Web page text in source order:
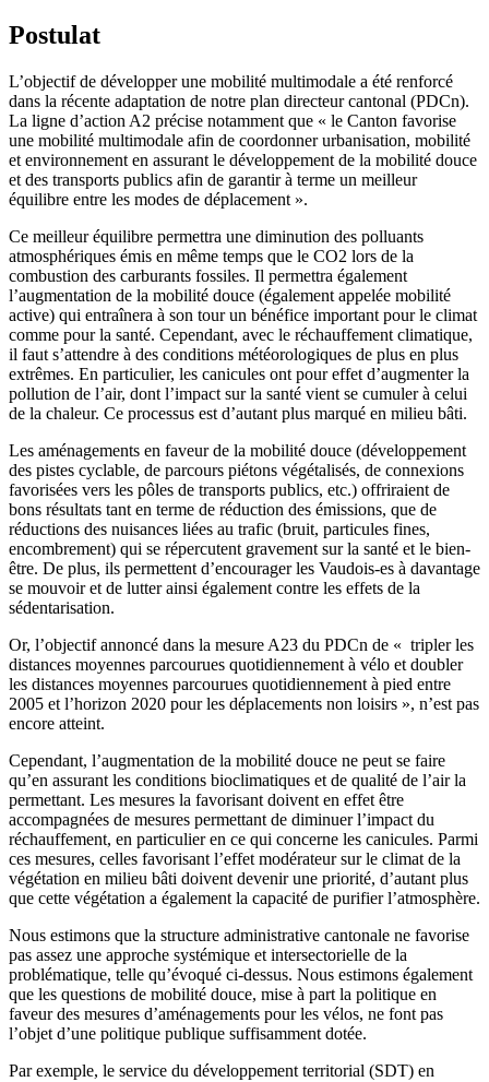
Postulat
L’objectif de développer une mobilité multimodale a été renforcé
dans la récente adaptation de notre plan directeur cantonal (PDCn).
La ligne d’action A2 précise notamment que « le Canton favorise
une mobilité multimodale afin de coordonner urbanisation, mobilité
et environnement en assurant le développement de la mobilité douce
et des transports publics afin de garantir à terme un meilleur
équilibre entre les modes de déplacement ».
Ce meilleur équilibre permettra une diminution des polluants
atmosphériques émis en même temps que le CO2 lors de la
combustion des carburants fossiles. Il permettra également
l’augmentation de la mobilité douce (également appelée mobilité
active) qui entraînera à son tour un bénéfice important pour le climat
comme pour la santé. Cependant, avec le réchauffement climatique,
il faut s’attendre à des conditions météorologiques de plus en plus
extrêmes. En particulier, les canicules ont pour effet d’augmenter la
pollution de l’air, dont l’impact sur la santé vient se cumuler à celui
de la chaleur. Ce processus est d’autant plus marqué en milieu bâti.
Les aménagements en faveur de la mobilité douce (développement
des pistes cyclable, de parcours piétons végétalisés, de connexions
favorisées vers les pôles de transports publics, etc.) offriraient de
bons résultats tant en terme de réduction des émissions, que de
réductions des nuisances liées au trafic (bruit, particules fines,
encombrement) qui se répercutent gravement sur la santé et le bien-
être. De plus, ils permettent d’encourager les Vaudois-es à davantage
se mouvoir et de lutter ainsi également contre les effets de la
sédentarisation.
Or, l’objectif annoncé dans la mesure A23 du PDCn de « tripler les
distances moyennes parcourues quotidiennement à vélo et doubler
les distances moyennes parcourues quotidiennement à pied entre
2005 et l’horizon 2020 pour les déplacements non loisirs », n’est pas
encore atteint.
Cependant, l’augmentation de la mobilité douce ne peut se faire
qu’en assurant les conditions bioclimatiques et de qualité de l’air la
permettant. Les mesures la favorisant doivent en effet être
accompagnées de mesures permettant de diminuer l’impact du
réchauffement, en particulier en ce qui concerne les canicules. Parmi
ces mesures, celles favorisant l’effet modérateur sur le climat de la
végétation en milieu bâti doivent devenir une priorité, d’autant plus
que cette végétation a également la capacité de purifier l’atmosphère.
Nous estimons que la structure administrative cantonale ne favorise
pas assez une approche systémique et intersectorielle de la
problématique, telle qu’évoqué ci-dessus. Nous estimons également
que les questions de mobilité douce, mise à part la politique en
faveur des mesures d’aménagements pour les vélos, ne font pas
l’objet d’une politique publique suffisamment dotée.
Par exemple, le service du développement territorial (SDT) en